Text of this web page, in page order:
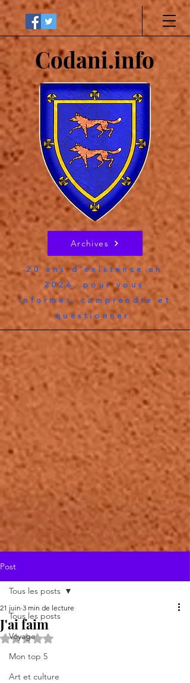
Codani.info
20 ans d'existence en
2026, pour vous
informer, comprendre et
questionner.
Archives
Post
Tous les posts
Voyage
Mon top 5
Art et culture
Tous les posts
J'ai faim
21 juin 3 min de lecture
Noté NaN étoiles sur 5.